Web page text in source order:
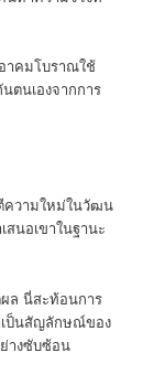
าคมโบราณใช้
ตนเองจากการ
ความใหม่ในวัฒน
นอเขาในฐานะ
ล นี่สะท้อนการ
ป็นสัญลักษณ์ของ
างซับซ้อน